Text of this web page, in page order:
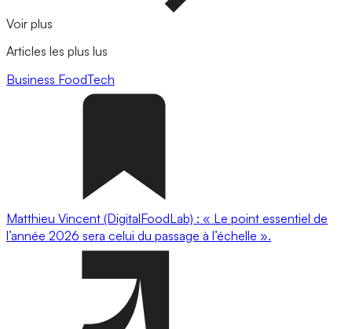
Voir plus
Articles les plus lus
Business FoodTech
Matthieu Vincent (DigitalFoodLab) : « Le point essentiel de
l’année 2026 sera celui du passage à l’échelle ».